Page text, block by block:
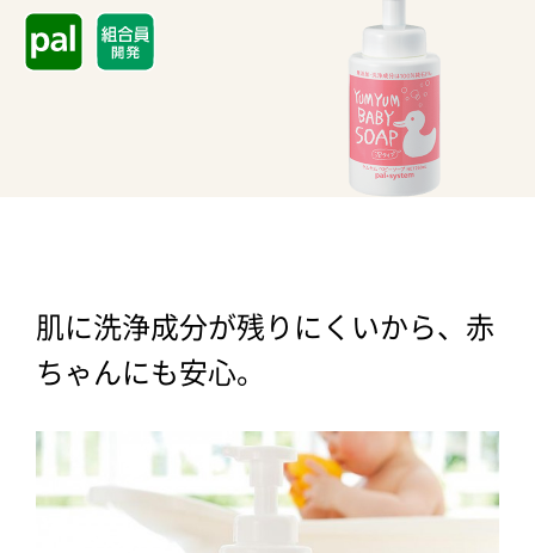
肌に洗浄成分が残りにくいから、赤
ちゃんにも安心。